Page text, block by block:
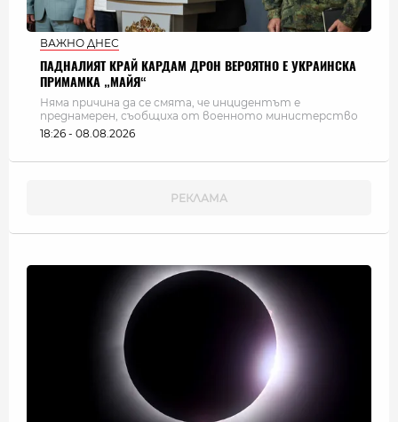
ВАЖНО ДНЕС
ПАДНАЛИЯТ КРАЙ КАРДАМ ДРОН ВЕРОЯТНО Е УКРАИНСКА
ПРИМАМКА „МАЙЯ“
Няма причина да се смята, че инцидентът е
преднамерен, съобщиха от военното министерство
18:26 - 08.08.2026